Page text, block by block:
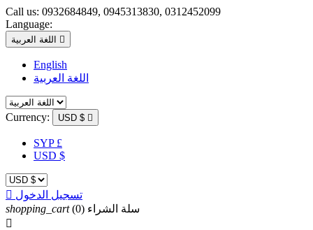
Call us: 0932684849, 0945313830, 0312452099
Language:
اللغة العربية 
English
اللغة العربية
Currency: USD $ 
SYP £
USD $
 تسجيل الدخول
shopping_cart
سلة الشراء (0)
